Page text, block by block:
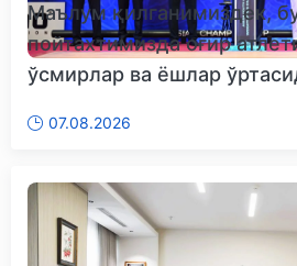
Маълум қилганимиздек,
пойтахтимизда оғир
ўсмирлар ва ёшлар
07.08.2026